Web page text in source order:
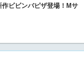
ビビンバピザ登場！Mサ